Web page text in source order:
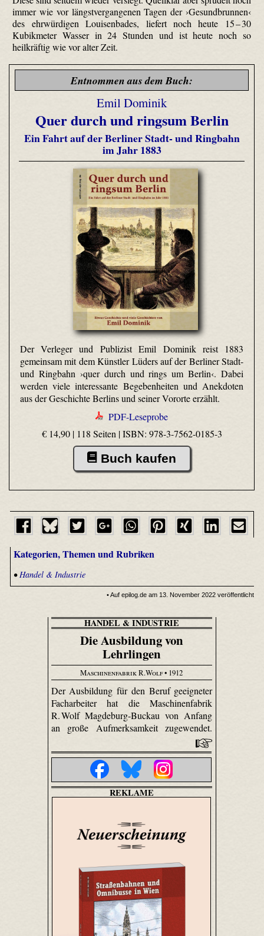
immer wie vor längstvergangenen Tagen der ›Gesundbrunnen‹
des ehrwürdigen Louisenbades, liefert noch heute 15 – 30
Kubikmeter Wasser in 24 Stunden und ist heute noch so
heilkräftig wie vor alter Zeit.
Entnommen aus dem Buch:
Emil Dominik
Quer durch und ringsum Berlin
Ein Fahrt auf der Berliner Stadt- und Ringbahn
im Jahr 1883
Der Verleger und Publizist Emil Dominik reist 1883
gemeinsam mit dem Künstler Lüders auf der Berliner Stadt-
und Ringbahn ›quer durch und rings um Berlin‹. Dabei
werden viele interessante Begebenheiten und Anekdoten
aus der Geschichte Berlins und seiner Vororte erzählt.
PDF-Leseprobe
€ 14,90 | 118 Seiten |ISBN: 978-3-7562-0185-3
Buch kaufen
Kategorien, Themen und Rubriken
•Handel & Industrie
• Auf epilog.de am 13. November 2022 veröffentlicht
HANDEL & INDUSTRIE
Die Ausbildung von
Lehrlingen
Maschinenfabrik R.Wolf• 1912
Der Ausbildung für den Beruf geeigneter
Facharbeiter hat die Maschinenfabrik
R. Wolf Magde­burg-Buckau von Anfang
an große Aufmerksamkeit zugewendet.
REKLAME